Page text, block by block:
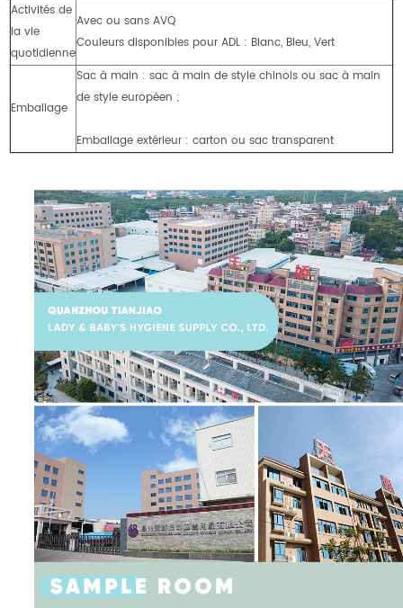
Activités de
la vie
quotidienne
Avec ou sans AVQ
Couleurs disponibles pour ADL : Blanc, Bleu, Vert
Emballage
Sac à main : sac à main de style chinois ou sac à main
de style européen ;
Emballage extérieur : carton ou sac transparent